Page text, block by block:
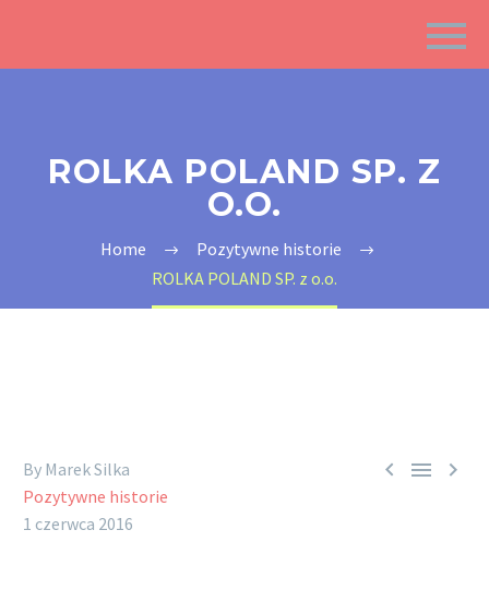
ROLKA POLAND SP. Z
O.O.
Home
Pozytywne historie
ROLKA POLAND SP. z o.o.
  
By Marek Silka
Pozytywne historie
1 czerwca 2016